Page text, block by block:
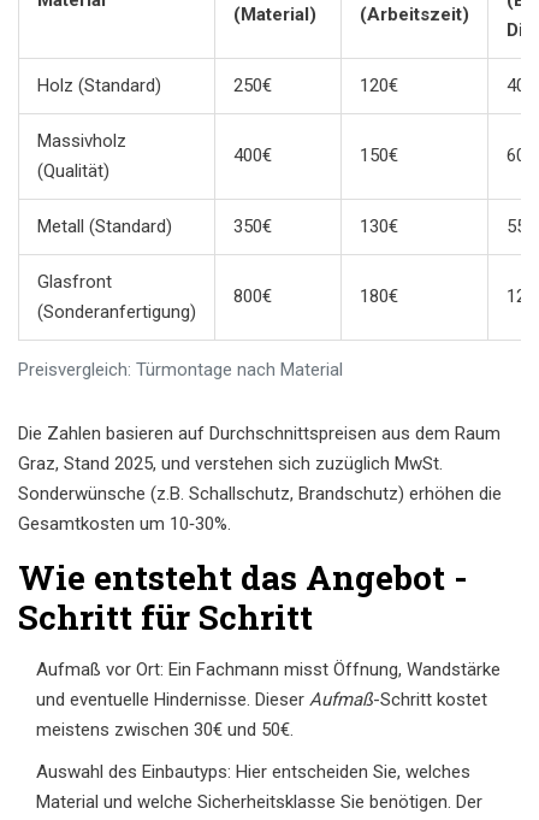
Preisvergleich: Türmontage nach Material
(Material) (Arbeitszeit)
Holz (Standard) 250€ 120€ 40€
Massivholz
(Qualität)
400€ 150€ 60€
Metall (Standard) 350€ 130€ 55€
Glasfront
(Sonderanfertigung)
800€ 180€
Die Zahlen basieren auf Durchschnittspreisen aus dem Raum
Graz, Stand 2025, und verstehen sich zuzüglich MwSt.
Sonderwünsche (z.B. Schallschutz, Brandschutz) erhöhen die
Gesamtkosten um 10‑30%.
Wie entsteht das Angebot -
Schritt für Schritt
Aufmaß vor Ort: Ein Fachmann misst Öffnung, Wandstärke
und eventuelle Hindernisse. Dieser Aufmaß-Schritt kostet
meistens zwischen 30€ und 50€.
Auswahl des Einbautyps: Hier entscheiden Sie, welches
Material und welche Sicherheitsklasse Sie benötigen. Der